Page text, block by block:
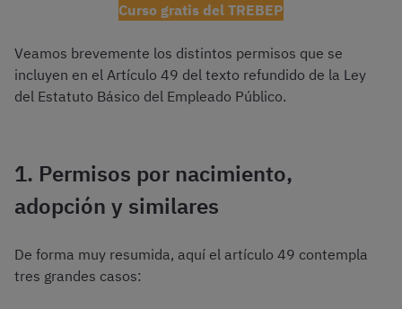
Curso gratis del TREBEP
Veamos brevemente los distintos permisos que se
incluyen en el Artículo 49 del texto refundido de la Ley
del Estatuto Básico del Empleado Público.
1. Permisos por nacimiento,
adopción y similares
De forma muy resumida, aquí el artículo 49 contempla
tres grandes casos: